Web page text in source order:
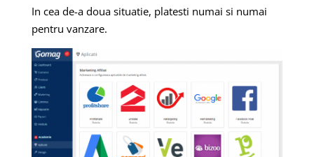
In cea de-a doua situatie, platesti numai si numai
pentru vanzare.